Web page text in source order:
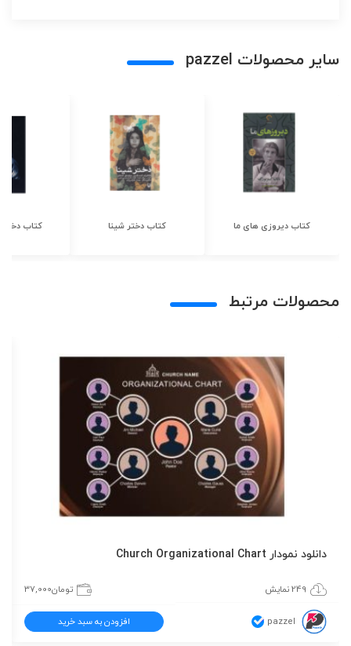
سایر محصولات pazzel
کتاب دیروزی های ما کتاب دختر شینا کتاب دختر
محصولات مرتبط
دانلود نمودار Church Organizational Chart
249 نمایش تومان37,000
pazzel افزودن به سبد خرید